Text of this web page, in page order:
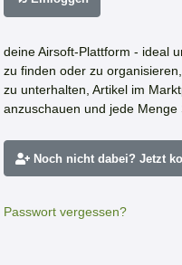
deine Airsoft-Plattform - ideal
zu finden oder zu
zu unterhalten, Artikel im
anzuschauen und jede Menge
Noch nicht dabei? Jetzt
Passwort vergessen?